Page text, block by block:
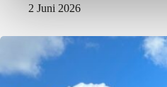
2 Juni 2026